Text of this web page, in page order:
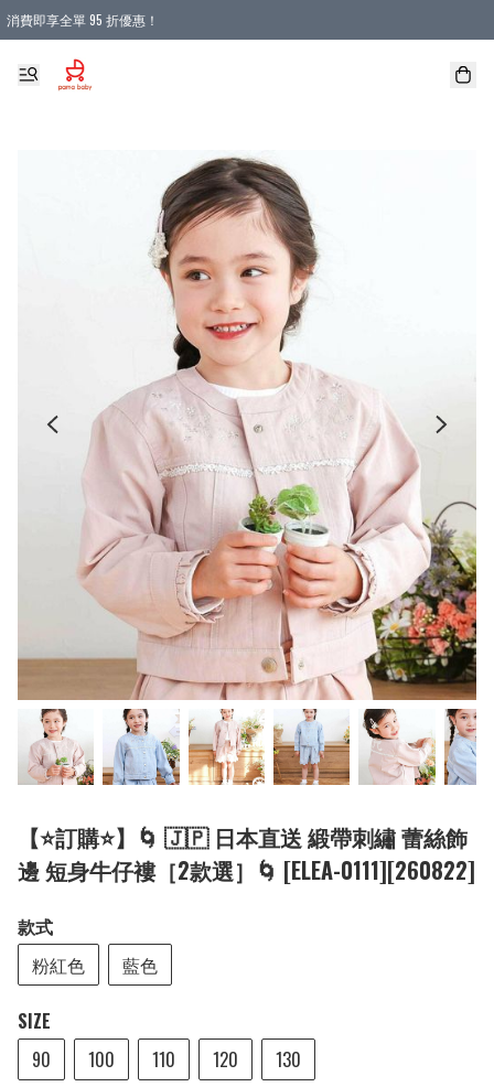
消費即享全單 95 折優惠！
購物滿 HKD 900.00即享免運費優惠！（適用於 本地送貨、本地取貨 )
【⭐訂購⭐】🌀 🇯🇵 日本直送 緞帶刺繡 蕾絲飾
邊 短身牛仔褸［2款選］🌀 [ELEA-0111][260822]
款式
粉紅色
藍色
SIZE
90
100 110 120 130